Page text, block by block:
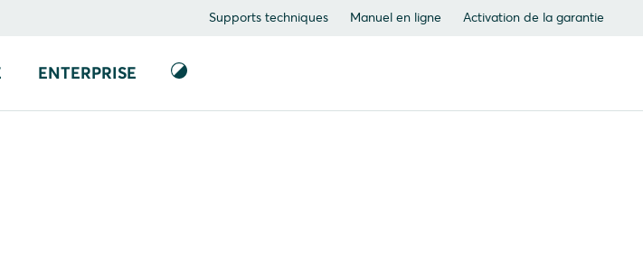
Supports techniques Manuel en ligne Activation de la garantie
ENTERPRISE